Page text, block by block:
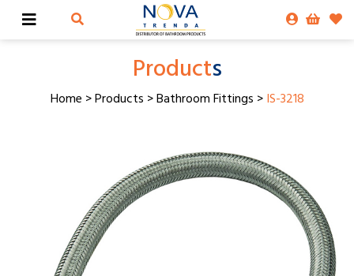
Products
Home >Products >Bathroom Fittings >IS-3218